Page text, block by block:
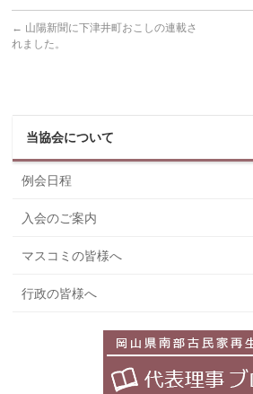
← 山陽新聞に下津井町おこしの連載さ
れました。
当協会について
例会日程
入会のご案内
マスコミの皆様へ
行政の皆様へ